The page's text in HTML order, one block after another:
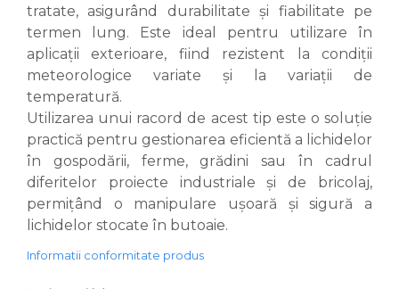
tratate, asigurând durabilitate și fiabilitate pe
termen lung. Este ideal pentru utilizare în
aplicații exterioare, fiind rezistent la condiții
meteorologice variate și la variații de
temperatură.
Utilizarea unui racord de acest tip este o soluție
practică pentru gestionarea eficientă a lichidelor
în gospodării, ferme, grădini sau în cadrul
diferitelor proiecte industriale și de bricolaj,
permițând o manipulare ușoară și sigură a
lichidelor stocate în butoaie.
Informatii conformitate produs